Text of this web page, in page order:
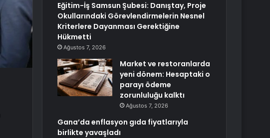
Eğitim-İş Samsun Şubesi: Danıştay, Proje
Okullarındaki Görevlendirmelerin Nesnel
Kriterlere Dayanması Gerektiğine
Hükmetti
Ağustos 7, 2026
Market ve restoranlarda
yeni dönem: Hesaptaki o
parayı ödeme
zorunluluğu kalktı
Ağustos 7, 2026
Gana’da enflasyon gıda fiyatlarıyla
birlikte yavaşladı